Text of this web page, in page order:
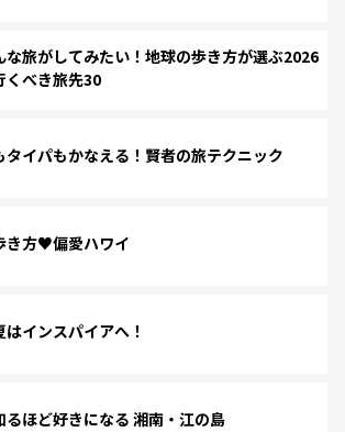
な旅がしてみたい！地球の歩き方が選ぶ2026
くべき旅先30
タイパもかなえる！賢者の旅テクニック
き方♥偏愛ハワイ
はインスパイアへ！
るほど好きになる 湘南・江の島